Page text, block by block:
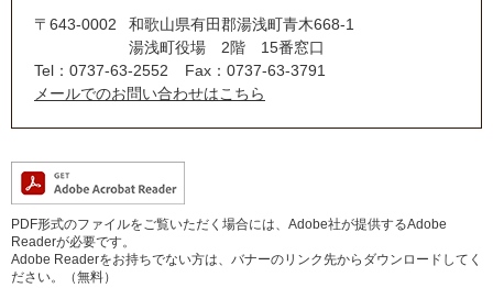
〒643-0002
和歌山県有田郡湯浅町青木668-1
湯浅町役場 2階 15番窓口
Tel：0737-63-2552
Fax：0737-63-3791
メールでのお問い合わせはこちら
PDF形式のファイルをご覧いただく場合には、Adobe社が提供するAdobe
Readerが必要です。
Adobe Readerをお持ちでない方は、バナーのリンク先からダウンロードしてく
ださい。（無料）